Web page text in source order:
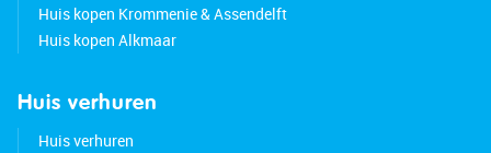
Huis kopen Krommenie & Assendelft
Huis kopen Alkmaar
Huis verhuren
Huis verhuren